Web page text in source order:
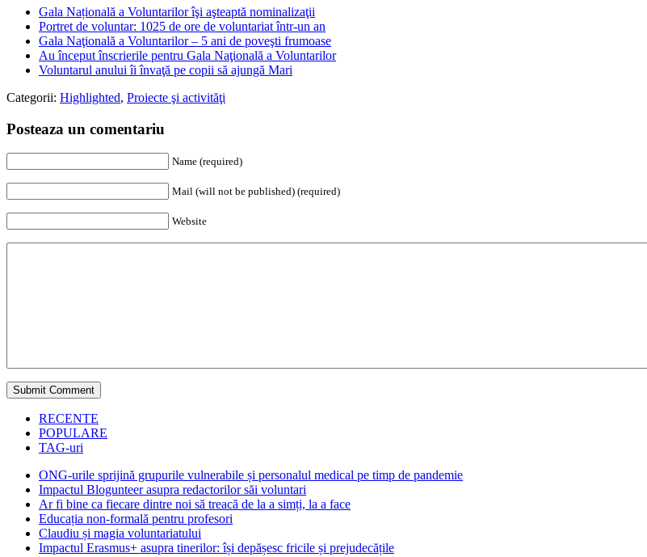
Gala Națională a Voluntarilor îşi aşteaptă nominalizaţii
Portret de voluntar: 1025 de ore de voluntariat într-un an
Gala Naţională a Voluntarilor – 5 ani de poveşti frumoase
Au început înscrierile pentru Gala Naţională a Voluntarilor
Voluntarul anului îi învaţă pe copii să ajungă Mari
Categorii: Highlighted, Proiecte şi activităţi
Posteaza un comentariu
Name (required)
Mail (will not be published) (required)
Website
RECENTE
POPULARE
TAG-uri
ONG-urile sprijină grupurile vulnerabile și personalul medical pe timp de pandemie
Impactul Blogunteer asupra redactorilor săi voluntari
Ar fi bine ca fiecare dintre noi să treacă de la a simți, la a face
Educația non-formală pentru profesori
Claudiu și magia voluntariatului
Impactul Erasmus+ asupra tinerilor: își depășesc fricile și prejudecățile